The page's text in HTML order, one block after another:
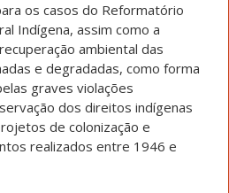
os casos do Reformatório
Indígena, assim como a
ambiental das
e degradadas, como forma
graves violações
dos direitos indígenas
de colonização e
realizados entre 1946 e